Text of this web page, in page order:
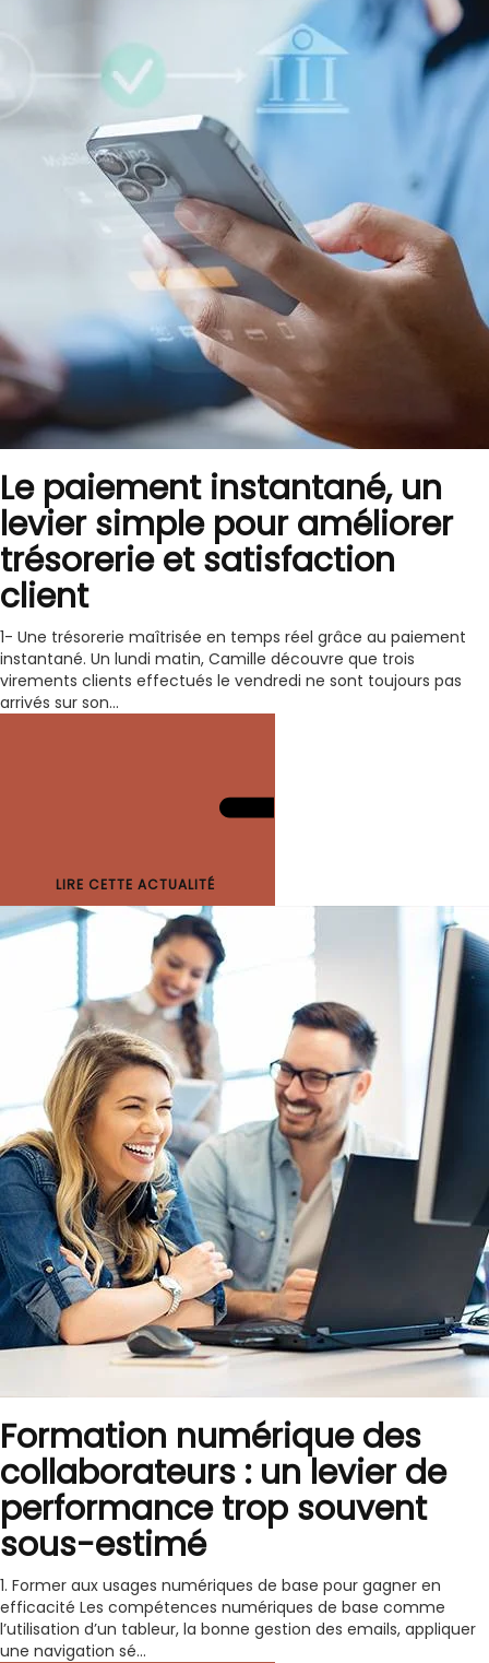
Le paiement instantané, un
levier simple pour améliorer
trésorerie et satisfaction
client
1- Une trésorerie maîtrisée en temps réel grâce au paiement
instantané. Un lundi matin, Camille découvre que trois
virements clients effectués le vendredi ne sont toujours pas
arrivés sur son...
LIRE CETTE ACTUALITÉ
Formation numérique des
collaborateurs : un levier de
performance trop souvent
sous-estimé
1. Former aux usages numériques de base pour gagner en
efficacité Les compétences numériques de base comme
l’utilisation d’un tableur, la bonne gestion des emails, appliquer
une navigation sé...